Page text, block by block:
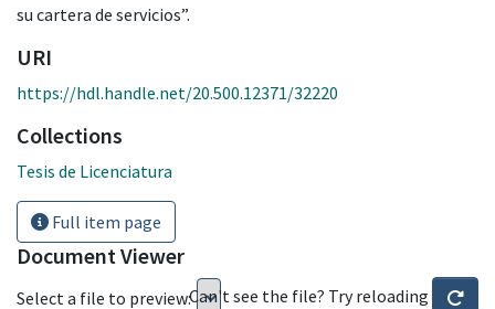
su cartera de servicios”.
URI
https://hdl.handle.net/20.500.12371/32220
Collections
Tesis de Licenciatura
Full item page
Document Viewer
Select a file to preview:Can't see the file? Try reloading